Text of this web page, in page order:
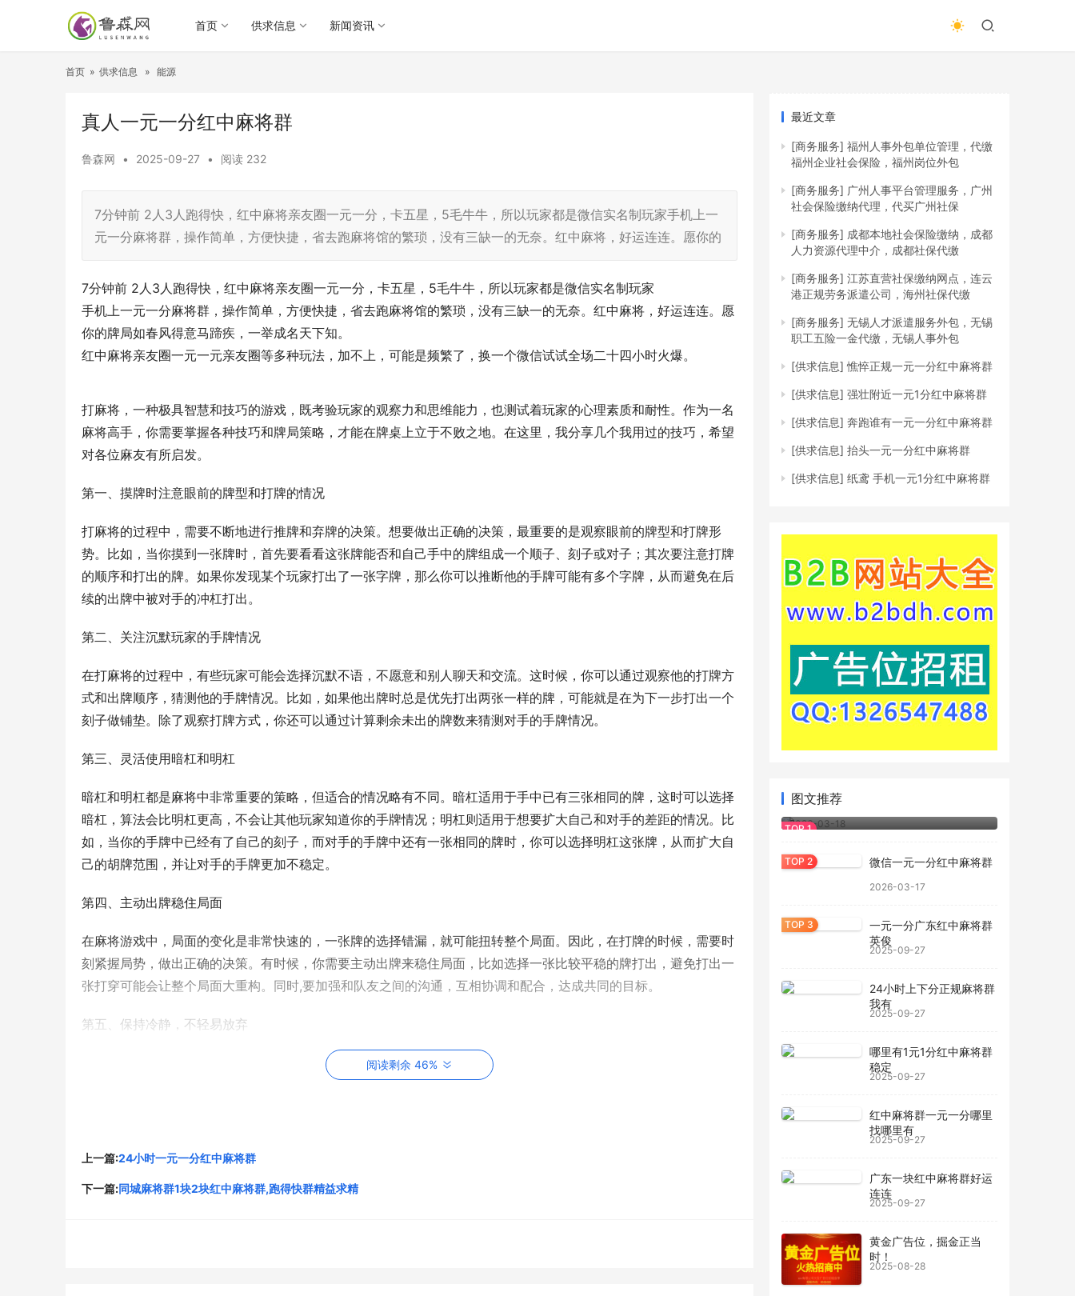
首页 供求信息 新闻资讯
首页 » 供求信息 » 能源
真人一元一分红中麻将群
鲁森网 • 2025-09-27 • 阅读 232
7分钟前 2人3人跑得快，红中麻将亲友圈一元一分，卡五星，5毛牛牛，所以玩家都是微信实名制玩家手机上一
元一分麻将群，操作简单，方便快捷，省去跑麻将馆的繁琐，没有三缺一的无奈。红中麻将，好运连连。愿你的
7分钟前 2人3人跑得快，红中麻将亲友圈一元一分，卡五星，5毛牛牛，所以玩家都是微信实名制玩家
手机上一元一分麻将群，操作简单，方便快捷，省去跑麻将馆的繁琐，没有三缺一的无奈。红中麻将，好运连连。愿
你的牌局如春风得意马蹄疾，一举成名天下知。
红中麻将亲友圈一元一元亲友圈等多种玩法，加不上，可能是频繁了，换一个微信试试全场二十四小时火爆。
打麻将，一种极具智慧和技巧的游戏，既考验玩家的观察力和思维能力，也测试着玩家的心理素质和耐性。作为一名
麻将高手，你需要掌握各种技巧和牌局策略，才能在牌桌上立于不败之地。在这里，我分享几个我用过的技巧，希望
对各位麻友有所启发。
第一、摸牌时注意眼前的牌型和打牌的情况
打麻将的过程中，需要不断地进行推牌和弃牌的决策。想要做出正确的决策，最重要的是观察眼前的牌型和打牌形
势。比如，当你摸到一张牌时，首先要看看这张牌能否和自己手中的牌组成一个顺子、刻子或对子；其次要注意打牌
的顺序和打出的牌。如果你发现某个玩家打出了一张字牌，那么你可以推断他的手牌可能有多个字牌，从而避免在后
续的出牌中被对手的冲杠打出。
第二、关注沉默玩家的手牌情况
在打麻将的过程中，有些玩家可能会选择沉默不语，不愿意和别人聊天和交流。这时候，你可以通过观察他的打牌方
式和出牌顺序，猜测他的手牌情况。比如，如果他出牌时总是优先打出两张一样的牌，可能就是在为下一步打出一个
刻子做铺垫。除了观察打牌方式，你还可以通过计算剩余未出的牌数来猜测对手的手牌情况。
第三、灵活使用暗杠和明杠
暗杠和明杠都是麻将中非常重要的策略，但适合的情况略有不同。暗杠适用于手中已有三张相同的牌，这时可以选择
暗杠，算法会比明杠更高，不会让其他玩家知道你的手牌情况；明杠则适用于想要扩大自己和对手的差距的情况。比
如，当你的手牌中已经有了自己的刻子，而对手的手牌中还有一张相同的牌时，你可以选择明杠这张牌，从而扩大自
己的胡牌范围，并让对手的手牌更加不稳定。
第四、主动出牌稳住局面
在麻将游戏中，局面的变化是非常快速的，一张牌的选择错漏，就可能扭转整个局面。因此，在打牌的时候，需要时
刻紧握局势，做出正确的决策。有时候，你需要主动出牌来稳住局面，比如选择一张比较平稳的牌打出，避免打出一
张打穿可能会让整个局面大重构。同时,要加强和队友之间的沟通，互相协调和配合，达成共同的目标。
第五、保持冷静，不轻易放弃
打麻将是一门需要心理素质的游戏。串一串连续断了几次的手，或失误让先胡者先胡，都会让人心态炸裂。因此，保
持冷静，不轻易放弃，才是在麻将牌桌上取得成功的关键。此外，保持良好的心态，也能帮助你更好地适应不同的牌
能，才能在麻将游戏中获得更多的胜利。毕竟，真正的麻将高手，不仅是技巧的积累，更是完美的心态和能力的提
升。多番亲身实践，加上技巧的积累和各种心得体会，信心与实力总会同步提高，这样才能在麻将牌桌上立于不败之
阅读剩余 46%
上一篇:24小时一元一分红中麻将群
下一篇:同城麻将群1块2块红中麻将群,跑得快群精益求精
最近文章
[商务服务] 福州人事外包单位管理，代缴
福州企业社会保险，福州岗位外包
[商务服务] 广州人事平台管理服务，广州
社会保险缴纳代理，代买广州社保
[商务服务] 成都本地社会保险缴纳，成都
人力资源代理中介，成都社保代缴
[商务服务] 江苏直营社保缴纳网点，连云
港正规劳务派遣公司，海州社保代缴
[商务服务] 无锡人才派遣服务外包，无锡
职工五险一金代缴，无锡人事外包
[供求信息] 憔悴正规一元一分红中麻将群
[供求信息] 强壮附近一元1分红中麻将群
[供求信息] 奔跑谁有一元一分红中麻将群
[供求信息] 抬头一元一分红中麻将群
[供求信息] 纸鸢 手机一元1分红中麻将群
图文推荐
正规一元一分红中麻将群
2026-03-18
微信一元一分红中麻将群
2026-03-17
一元一分广东红中麻将群
英俊
2025-09-27
24小时上下分正规麻将群
我有
2025-09-27
哪里有1元1分红中麻将群
稳定
2025-09-27
红中麻将群一元一分哪里
找哪里有
2025-09-27
广东一块红中麻将群好运
连连
2025-09-27
黄金广告位，掘金正当
时！
2025-08-28